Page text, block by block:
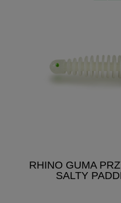
RHINO GUMA
SALTY